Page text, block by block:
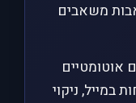
משאבים
אוטומטיים
במייל, ניקוי